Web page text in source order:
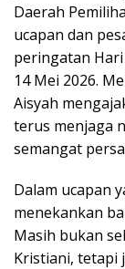
Daerah
ucapan dan
peringatan
14 Mei 2026.
Aisyah
terus menjaga
semangat
Dalam ucapan
menekankan
Masih bukan
Kristiani, tetapi